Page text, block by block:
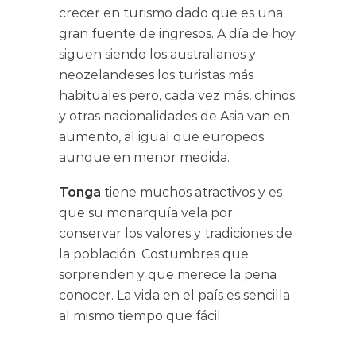
crecer en turismo dado que es una
gran fuente de ingresos. A día de hoy
siguen siendo los australianos y
neozelandeses los turistas más
habituales pero, cada vez más, chinos
y otras nacionalidades de Asia van en
aumento, al igual que europeos
aunque en menor medida.
Tonga tiene muchos atractivos y es
que su monarquía vela por
conservar los valores y tradiciones de
la población. Costumbres que
sorprenden y que merece la pena
conocer. La vida en el país es sencilla
al mismo tiempo que fácil.